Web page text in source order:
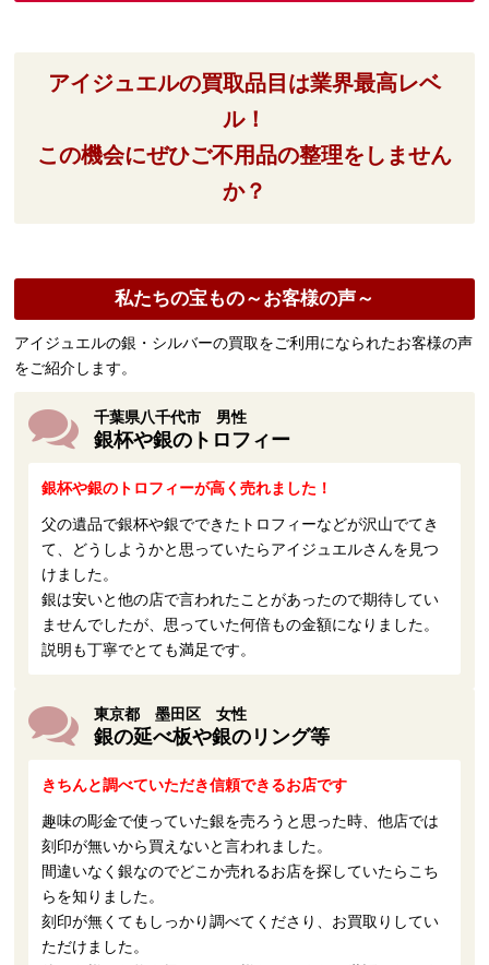
アイジュエルの買取品目は業界最高レベ
ル！
この機会にぜひご不用品の整理をしません
か？
私たちの宝もの～お客様の声～
アイジュエルの銀・シルバーの買取をご利用になられたお客様の声
をご紹介します。
千葉県八千代市 男性
銀杯や銀のトロフィー
銀杯や銀のトロフィーが高く売れました！
父の遺品で銀杯や銀でできたトロフィーなどが沢山でてき
て、どうしようかと思っていたらアイジュエルさんを見つ
けました。
銀は安いと他の店で言われたことがあったので期待してい
ませんでしたが、思っていた何倍もの金額になりました。
説明も丁寧でとても満足です。
東京都 墨田区 女性
銀の延べ板や銀のリング等
きちんと調べていただき信頼できるお店です
趣味の彫金で使っていた銀を売ろうと思った時、他店では
刻印が無いから買えないと言われました。
間違いなく銀なのでどこか売れるお店を探していたらこち
らを知りました。
刻印が無くてもしっかり調べてくださり、お買取りしてい
ただけました。